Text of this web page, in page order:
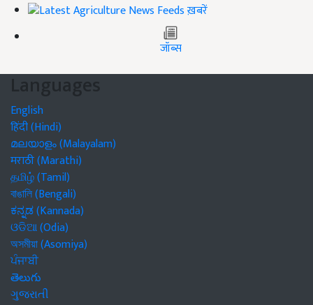
ख़बरें
जॉब्स
Languages
English
हिंदी (Hindi)
മലയാളം (Malayalam)
मराठी (Marathi)
தமிழ் (Tamil)
বাঙালি (Bengali)
ಕನ್ನಡ (Kannada)
ଓଡିଆ (Odia)
অসমীয়া (Asomiya)
ਪੰਜਾਬੀ
తెలుగు
ગુજરાતી